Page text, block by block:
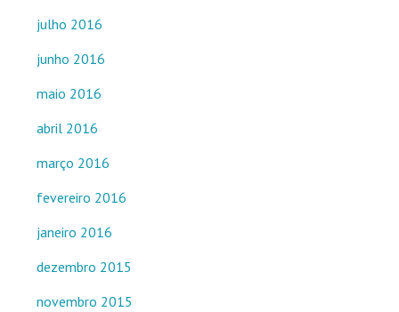
julho 2016
junho 2016
maio 2016
abril 2016
março 2016
fevereiro 2016
janeiro 2016
dezembro 2015
novembro 2015